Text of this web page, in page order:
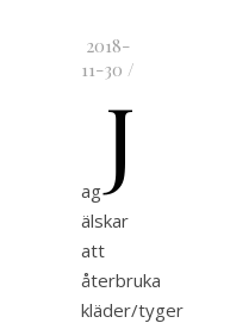
2018-
11-30 /
J
ag
älskar
att
återbruka
kläder/tyger